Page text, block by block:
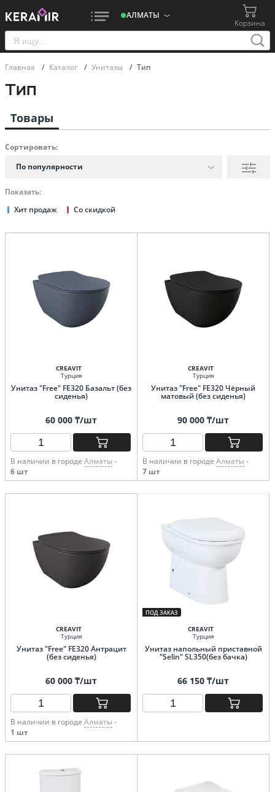
АЛМАТЫ
Корзина
Главная / Каталог / Унитазы / Тип
Тип
Товары
Сортировать:
По популярности
Показать:
Хит продаж
Со скидкой
CREAVIT
Турция
Унитаз "Free" FE320 Базальт (без
сиденья)
60 000 ₸/шт
В наличии в городе Алматы -
6 шт
CREAVIT
Турция
Унитаз "Free" FE320 Чёрный
матовый (без сиденья)
90 000 ₸/шт
В наличии в городе Алматы -
7 шт
CREAVIT
Турция
Унитаз "Free" FE320 Антрацит
(без сиденья)
60 000 ₸/шт
В наличии в городе Алматы -
1 шт
ПОД ЗАКАЗ
CREAVIT
Турция
Унитаз напольный приставной
"Selin" SL350(без бачка)
66 150 ₸/шт